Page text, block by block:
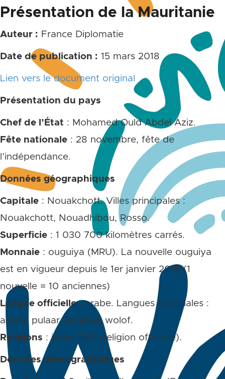
Présentation de la Mauritanie
Auteur : France Diplomatie
Date de publication : 15 mars 2018
Lien vers le document original
Présentation du pays
Chef de l’État : Mohamed Ould Abdel Aziz.
Fête nationale : 28 novembre, fête de
l’indépendance.
Données géographiques
Capitale : Nouakchott. Villes principales :
Nouakchott, Nouadhibou, Rosso.
Superficie : 1 030 700 kilomètres carrés.
Monnaie : ouguiya (MRU). La nouvelle ouguiya
est en vigueur depuis le 1er janvier 2018 (1
nouvelle = 10 anciennes)
Langue officielle: arabe. Langues nationales :
arabe, pulaar, soninké, wolof.
Religions : islam 99% (religion officielle).
Données démographiques